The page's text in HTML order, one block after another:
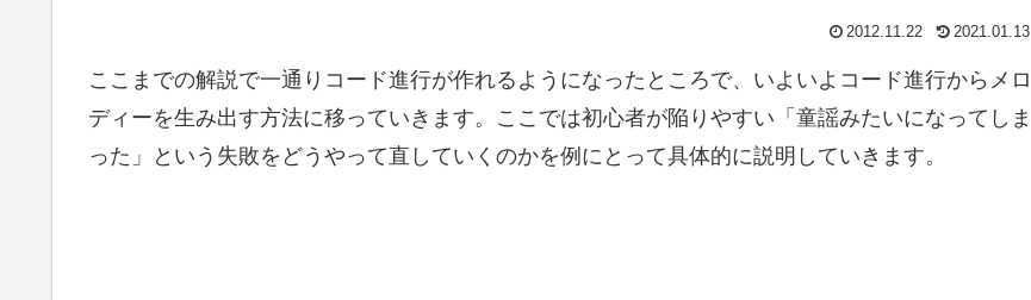
2012.11.22 2021.01.13
ここまでの解説で一通りコード進行が作れるようになったところで、いよいよコード進行からメロ
ディーを生み出す方法に移っていきます。ここでは初心者が陥りやすい「童謡みたいになってしま
った」という失敗をどうやって直していくのかを例にとって具体的に説明していきます。